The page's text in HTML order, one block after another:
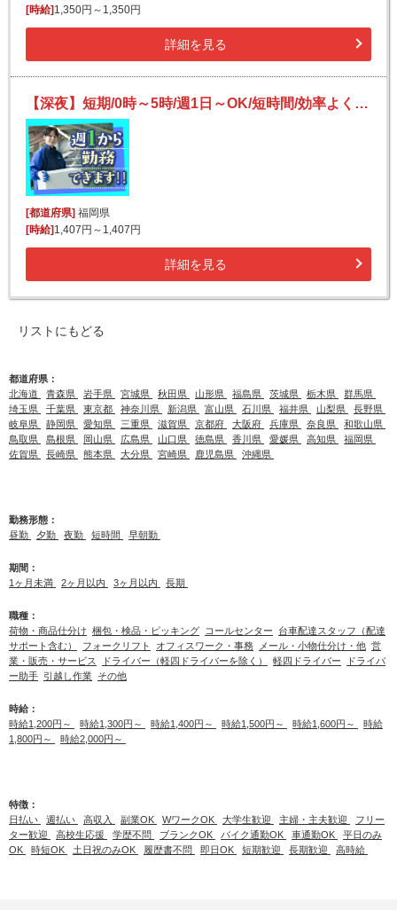
[時給]1,350円～1,350円
詳細を見る
【深夜】短期/0時～5時/週1日～OK/短時間/効率よく稼ぐ/宅配便の仕分け【2か月間のみ】
[都道府県] 福岡県
[時給] 1,407円～1,407円
詳細を見る
リストにもどる
都道府県：
北海道
青森県 岩手県 宮城県 秋田県 山形県 福島県 茨城県 栃木県
群馬県
埼玉県
千葉県 東京都 神奈川県 新潟県 富山県 石川県 福井県 山梨県
長野県
岐阜県
静岡県 愛知県 三重県 滋賀県 京都府 大阪府 兵庫県 奈良県
和歌山県
鳥取県
島根県 岡山県 広島県 山口県 徳島県 香川県 愛媛県 高知県
福岡県
佐賀県
長崎県 熊本県 大分県 宮崎県 鹿児島県 沖縄県
勤務形態：
昼勤
夕勤 夜勤 短時間 早朝勤
期間：
1ヶ月未満
2ヶ月以内 3ヶ月以内 長期
職種：
荷物・商品仕分け 梱包・検品・ピッキング コールセンター
台車配達スタッフ（配達
サポート含む）
フォークリフト オフィスワーク・事務 メール・小物仕分け・他 営
業・販売・サービス
ドライバー（軽四ドライバーを除く） 軽四ドライバー
ドライバ
ー助手 引越し作業 その他
時給：
時給1,200円～
時給1,300円～ 時給1,400円～ 時給1,500円～ 時給1,600円～
時給
1,800円～
時給2,000円～
特徴：
日払い
週払い 高収入 副業OK WワークOK 大学生歓迎 主婦・主夫歓迎
フリー
ター歓迎
高校生応援 学歴不問 ブランクOK バイク通勤OK 車通勤OK
平日のみ
OK
時短OK 土日祝のみOK 履歴書不問 即日OK 短期歓迎 長期歓迎 高時給